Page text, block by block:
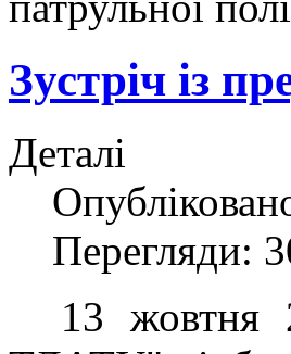
Зустріч із
Деталі
Перегляди:
13 жовтня